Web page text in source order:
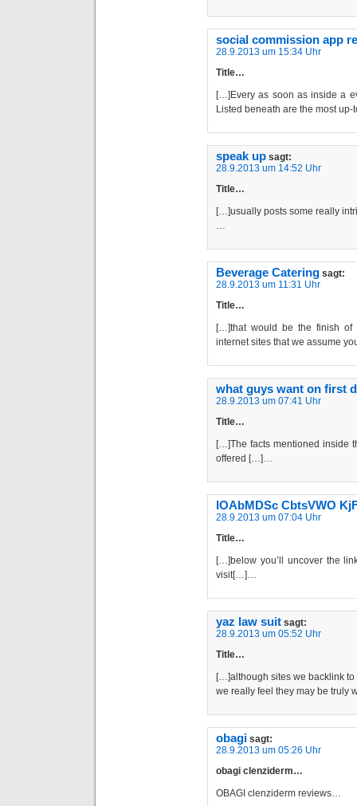
social commission app
28.9.2013 um 15:34 Uhr
Title…
[…]Every as soon as inside a
Listed beneath are the most
speak up sagt:
28.9.2013 um 14:52 Uhr
Title…
[…]usually posts some really
…
Beverage Catering sagt:
28.9.2013 um 11:31 Uhr
Title…
[…]that would be the finish of
internet sites that we assume
what guys want on first
28.9.2013 um 07:41 Uhr
Title…
[…]The facts mentioned inside
offered […]…
IOAbMDSc CbtsVWO
28.9.2013 um 07:04 Uhr
Title…
[…]below you’ll uncover the
visit[…]…
yaz law suit sagt:
28.9.2013 um 05:52 Uhr
Title…
[…]although sites we backlink
we really feel they may be
obagi sagt:
28.9.2013 um 05:26 Uhr
obagi clenziderm…
OBAGI clenziderm reviews…